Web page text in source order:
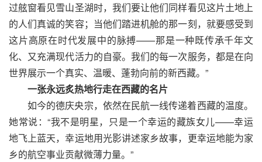
过舷窗看见雪山圣湖时，我们要让他们同样看见这片土地上
的人们真诚的笑容；当他们踏进机舱的那一刻，就要感受到
这片高原在时代发展中的脉搏——那是一种既传承千年文
化、又充满现代活力的自豪。我们的每一次服务，都是在向
世界展示一个真实、温暖、蓬勃向前的新西藏。”
一张永远炙热地行走在西藏的名片
如今的德庆央宗，依然在民航一线传递着西藏的温度。
她常说：“我不是明星，只是一个幸运的藏族女儿——幸运
地飞上蓝天，幸运地用光影讲述家乡故事，更幸运地能为家
乡的航空事业贡献微薄力量。”